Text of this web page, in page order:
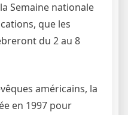
Semaine nationale
que les
du 2 au 8
américains, la
en 1997 pour